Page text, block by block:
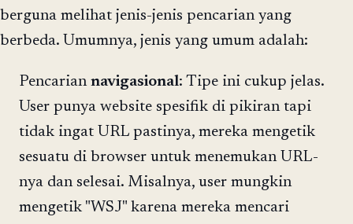
berguna melihat jenis-jenis pencarian yang
berbeda. Umumnya, jenis yang umum adalah:
Pencarian navigasional: Tipe ini cukup jelas.
User punya website spesifik di pikiran tapi
tidak ingat URL pastinya, mereka mengetik
sesuatu di browser untuk menemukan URL-
nya dan selesai. Misalnya, user mungkin
mengetik "WSJ" karena mereka mencari